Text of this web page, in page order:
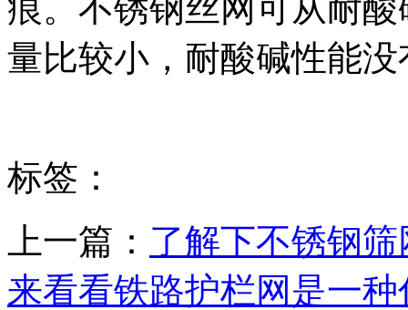
痕。不锈钢丝网可从耐
量比较小，耐酸碱性能没
标签：
上一篇： 了解下不锈钢
来看看铁路护栏网是一